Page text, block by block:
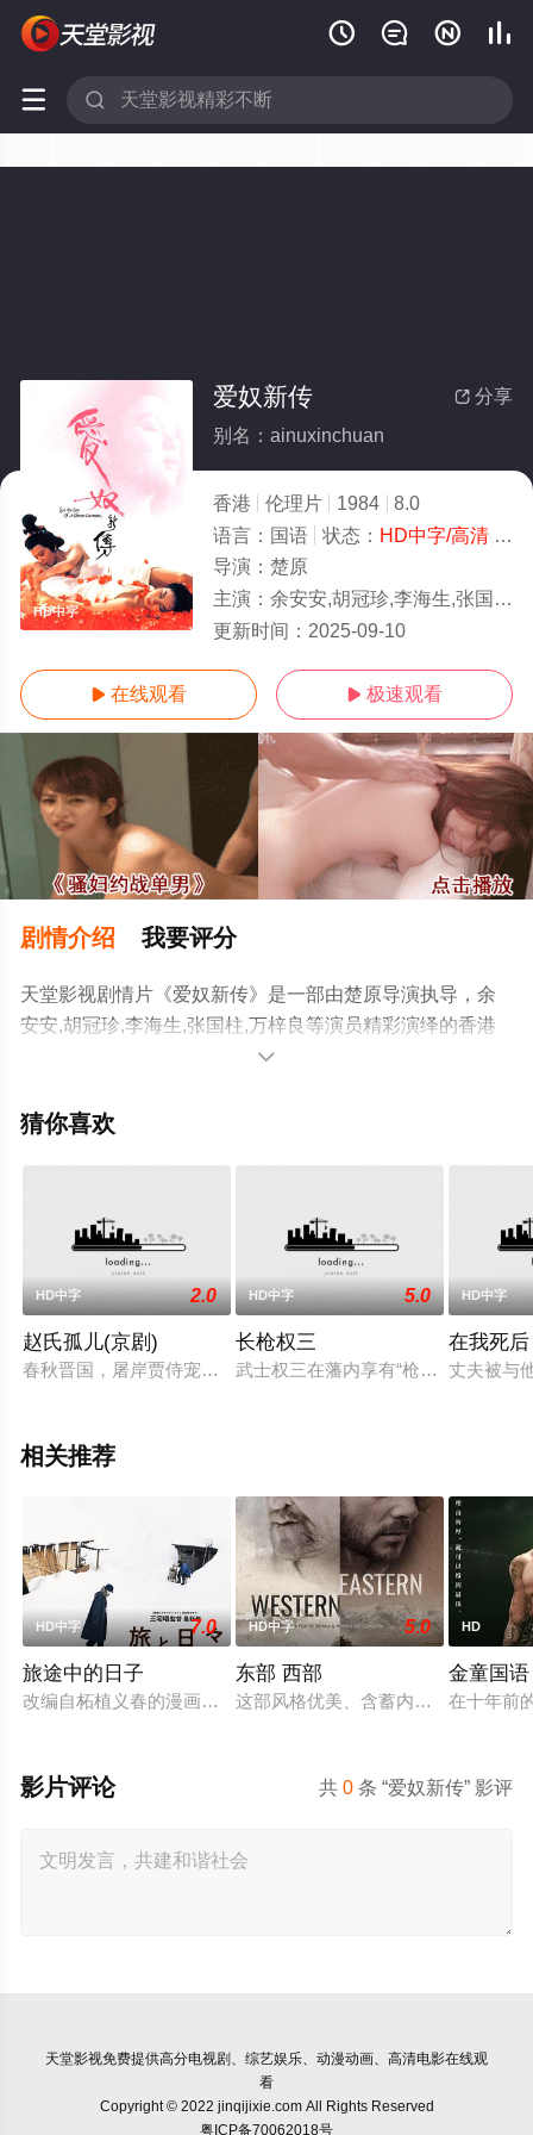
   
 
HD中字
 分享
爱奴新传
别名：ainuxinchuan
香港 伦理片 1984
8.0
语言： 国语 状态： HD中字/高清- 免费在线观看
导演： 楚原
主演： 余安安,胡冠珍,李海生,张国柱,万梓良
更新时间： 2025-09-10
 在线观看  极速观看
剧情介绍 我要评分
天堂影视剧情片《爱奴新传》是一部由楚原导演执导，余
安安,胡冠珍,李海生,张国柱,万梓良等演员精彩演绎的香港
电影，手机免费观看高清未删减完整版电影大全就来天堂
网等平台了解。

猜你喜欢
HD中字 2.0
赵氏孤儿(京剧)
春秋晋国，屠岸贾侍宠杀害赵盾与全家三百余口。赵盾儿媳庄姬
HD中字 5.0
长枪权三
武士权三在藩内享有“枪圣”的威名，
HD中字
在我死后
丈夫被与
相关推荐
HD中字 7.0
旅途中的日子
改编自柘植义春的漫画《海边的抒景》《混沌洞的笨先生》，讲
HD中字 5.0
东部 西部
这部风格优美、含蓄内敛的西部片讲
HD
金童国语
在十年前
共0 条 “爱奴新传” 影评
影片评论
天堂影视免费提供高分电视剧、综艺娱乐、动漫动画、高清电影在线观
看
Copyright © 2022 jinqijixie.com All Rights Reserved
粤ICP备70062018号